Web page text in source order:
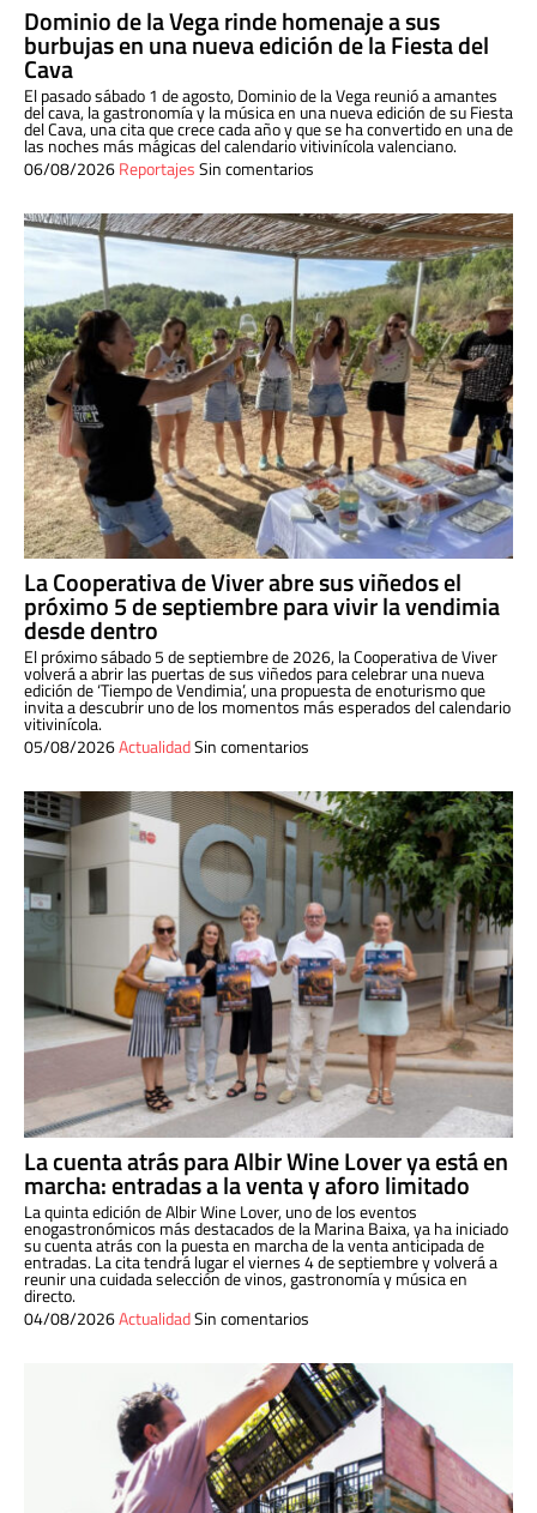
Dominio de la Vega rinde homenaje a sus
burbujas en una nueva edición de la Fiesta del
Cava
El pasado sábado 1 de agosto, Dominio de la Vega reunió a amantes
del cava, la gastronomía y la música en una nueva edición de su Fiesta
del Cava, una cita que crece cada año y que se ha convertido en una de
las noches más mágicas del calendario vitivinícola valenciano.
06/08/2026ReportajesSin comentarios
La Cooperativa de Viver abre sus viñedos el
próximo 5 de septiembre para vivir la vendimia
desde dentro
El próximo sábado 5 de septiembre de 2026, la Cooperativa de Viver
volverá a abrir las puertas de sus viñedos para celebrar una nueva
edición de ‘Tiempo de Vendimia’, una propuesta de enoturismo que
invita a descubrir uno de los momentos más esperados del calendario
vitivinícola.
05/08/2026ActualidadSin comentarios
La cuenta atrás para Albir Wine Lover ya está en
marcha: entradas a la venta y aforo limitado
La quinta edición de Albir Wine Lover, uno de los eventos
enogastronómicos más destacados de la Marina Baixa, ya ha iniciado
su cuenta atrás con la puesta en marcha de la venta anticipada de
entradas. La cita tendrá lugar el viernes 4 de septiembre y volverá a
reunir una cuidada selección de vinos, gastronomía y música en
directo.
04/08/2026ActualidadSin comentarios